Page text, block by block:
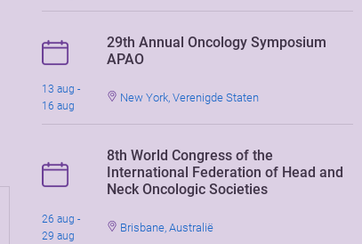
29th Annual Oncology Symposium
APAO
13 aug -
16 aug
New York, Verenigde Staten
8th World Congress of the
International Federation of Head and
Neck Oncologic Societies
26 aug -
29 aug
Brisbane, Australië